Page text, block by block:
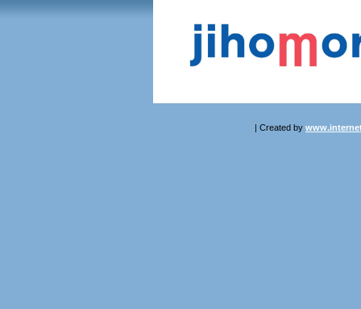
| Created by